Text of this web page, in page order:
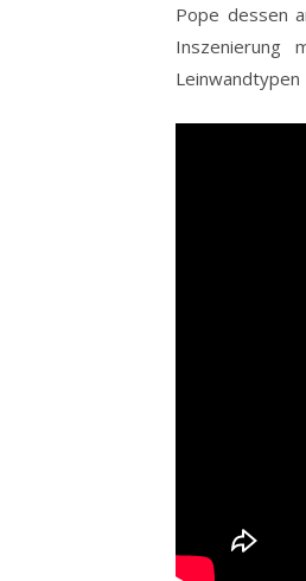
Pope dessen
Inszenierung